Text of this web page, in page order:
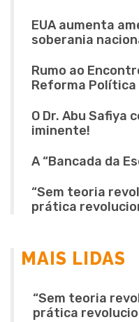
EUA aumenta
soberania
Rumo ao
Reforma Política
O Dr. Abu Safiya
iminente!
A “Bancada da
“Sem teoria
prática
MAIS LIDAS
“Sem teoria
prática